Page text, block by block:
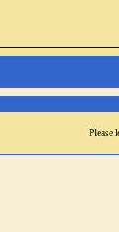
Please